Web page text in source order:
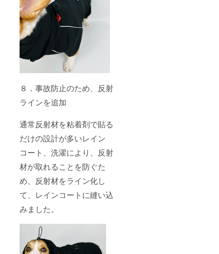
８．事故防止のため、反射
ラインを追加
通常反射材を粘着剤で貼る
だけの設計が多いレイン
コート、洗濯により、反射
材が取れることを防ぐた
め、反射材をライン化し
て、レインコートに縫い込
みました。